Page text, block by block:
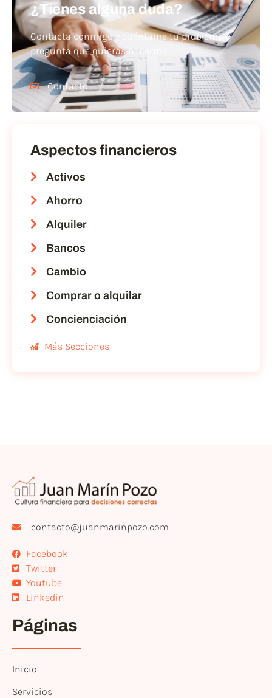
¿Tienes alguna duda?
Contacta conmigo y cuéntame tu problema o
pregunta que quieras hacerme
Contacto
Aspectos financieros
Activos
Ahorro
Alquiler
Bancos
Cambio
Comprar o alquilar
Concienciación
Más Secciones
contacto@juanmarinpozo.com
Facebook
Twitter
Youtube
Linkedin
Páginas
Inicio
Servicios